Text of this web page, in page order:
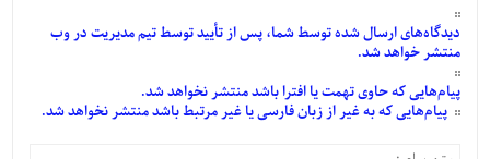
دیدگاه‌هایارسالشدهتوسط شما، پس ازتأییدتوسط تیم مدیریت در وب
منتشر خواهد شد.
پیام‌هاییکه حاوی تهمت یا افترا باشد منتشر نخواهد شد.
پیام‌هاییکه به غیر از زبان فارسی یا غیر مرتبط باشد منتشر نخواهد شد.